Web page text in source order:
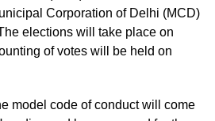
December 22, 2024
appreciation to the Lieutenant
the party’s manifesto for
4, promising that his
Corporation of Delhi (MCD)
elections will take place on
of votes will be held on
model code of conduct will come